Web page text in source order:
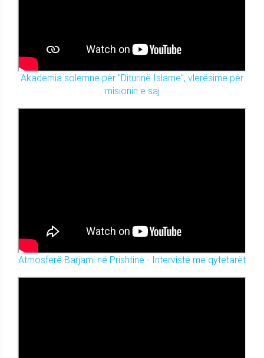
Akademia solemne për "Diturinë Islame", vlerësime për
misionin e saj
Atmosferë Barjami në Prishtinë - Intervistë me qytetarët